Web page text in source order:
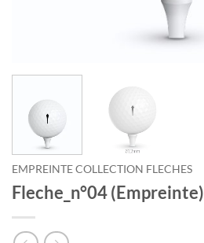
EMPREINTE COLLECTION FLECHES
Fleche_n°04 (Empreinte)